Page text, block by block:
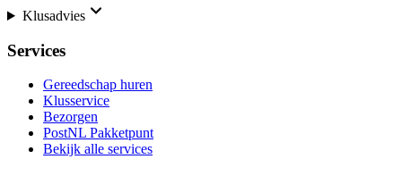
Klusadvies
Services
Gereedschap huren
Klusservice
Bezorgen
PostNL Pakketpunt
Bekijk alle services